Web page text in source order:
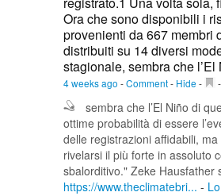
Ora che sono disponibili i
provenienti da 667 membri
distribuiti su 14 diversi
stagionale, sembra che l’El
4 weeks ago -Comment- Hide - -
sembra che l’El Niño di
ottime probabilità di essere
delle registrazioni affidabili,
rivelarsi il più forte in assoluto
sbalorditivo." Zeke Hausfather
https://www.theclimatebri... -